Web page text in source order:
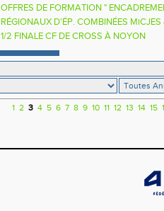
OFFRES DE FORMATION "
RÉGIONAUX D'ÉP. COMBINÉES
LIÉVIN
1/2 FINALE CF DE CROSS À NOYON
1 2 3 4 5 6 7 8 9 10 11 12 13 14 15